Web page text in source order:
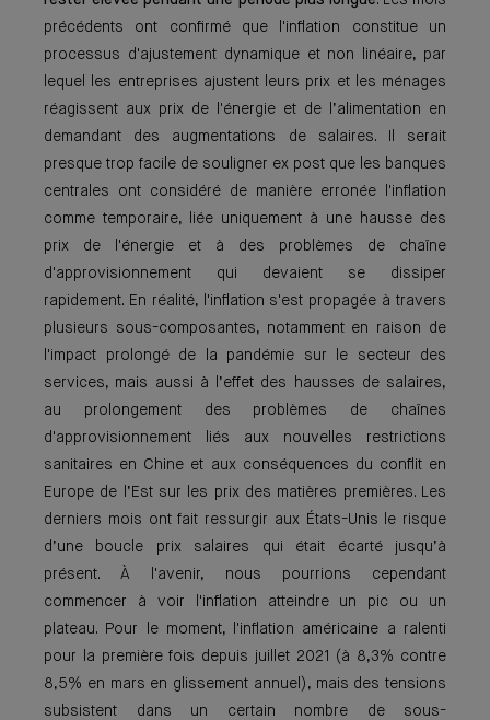
précédents ont confirmé que l'inflation constitue un
processus d'ajustement dynamique et non linéaire, par
lequel les entreprises ajustent leurs prix et les ménages
réagissent aux prix de l'énergie et de l’alimentation en
demandant des augmentations de salaires. Il serait
presque trop facile de souligner ex post que les banques
centrales ont considéré de manière erronée l'inflation
comme temporaire, liée uniquement à une hausse des
prix de l'énergie et à des problèmes de chaîne
d'approvisionnement qui devaient se dissiper
rapidement. En réalité, l'inflation s'est propagée à travers
plusieurs sous-composantes, notamment en raison de
l'impact prolongé de la pandémie sur le secteur des
services, mais aussi à l’effet des hausses de salaires,
au prolongement des problèmes de chaînes
d'approvisionnement liés aux nouvelles restrictions
sanitaires en Chine et aux conséquences du conflit en
Europe de l’Est sur les prix des matières premières. Les
derniers mois ont fait ressurgir aux États-Unis le risque
d’une boucle prix salaires qui était écarté jusqu’à
présent. À l'avenir, nous pourrions cependant
commencer à voir l'inflation atteindre un pic ou un
plateau. Pour le moment, l'inflation américaine a ralenti
pour la première fois depuis juillet 2021 (à 8,3% contre
8,5% en mars en glissement annuel), mais des tensions
subsistent dans un certain nombre de sous-